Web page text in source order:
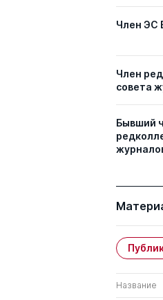
Член ЭС
Член
совета
Бывший
Название